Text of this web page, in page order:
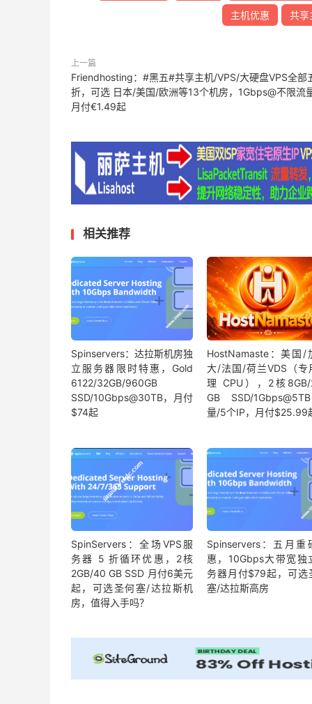
主机优惠 共享
上一篇
Friendhosting：#黑五#共享主机/VPS/大硬盘VPS全部
折，可选 日本/美国/欧洲等13个机房，1Gbps@不限流
月付€1.49起
相关推荐
Spinservers：达拉斯机房独
立服务器限时特惠，Gold
6122/32GB/960GB
SSD/10Gbps@30TB，月付
$74起
HostNamaste：美国/
大/法国/荷兰VDS（专
理 CPU），2核
GB SSD/
量/5个IP，月付$25.99
SpinServers：全场VPS服
务器 5 折循环优惠，2核
2GB/40 GB SSD 月付6美元
起，可选圣何塞/达拉斯机
房，值得入手吗？
Spinservers：五月重
惠，10Gbps大带宽独
务器月付$79起，可选
塞/达拉斯高房